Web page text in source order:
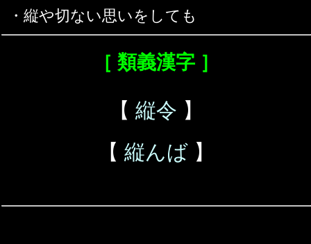
・縦や切ない思いをしても
［ 類義漢字 ］
【 縦令 】
【 縦んば 】